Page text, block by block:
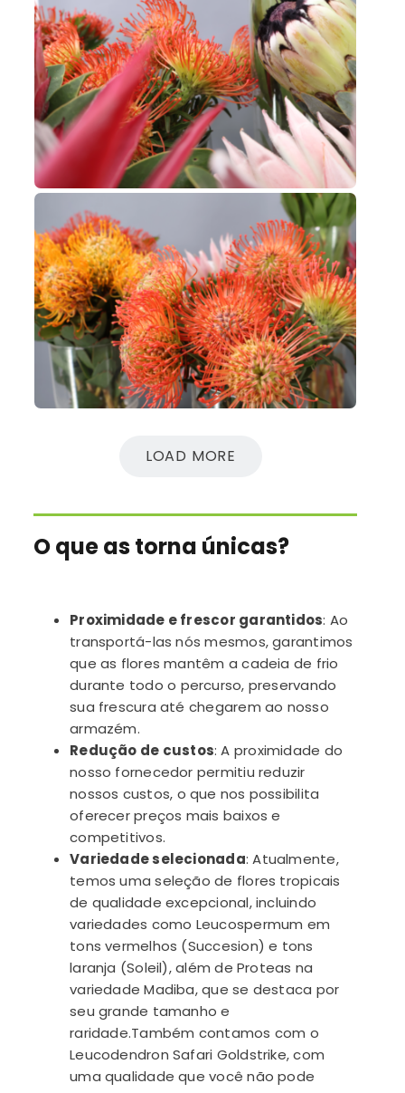
LOAD MORE
O que as torna únicas?
Proximidade e frescor garantidos: Ao
transportá-las nós mesmos,garantimos
que as flores mantêm a cadeia de frio
durante todo o percurso, preservando
sua frescura até chegarem ao nosso
armazém.
Redução de custos: A proximidade do
nosso fornecedor permitiu reduzir
nossos custos, o que nos possibilita
oferecer preços mais baixos e
competitivos.
Variedade selecionada: Atualmente,
temos uma seleção de flores tropicais
de qualidade excepcional, incluindo
variedades como Leucospermum em
tons vermelhos (Succesion) e tons
laranja (Soleil), além de Proteas na
variedade Madiba, que se destaca por
seu grande tamanho e
raridade.Também contamos com o
Leucodendron Safari Goldstrike, com
uma qualidade que você não pode